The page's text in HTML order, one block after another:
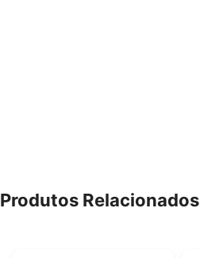
Produtos Relacionados